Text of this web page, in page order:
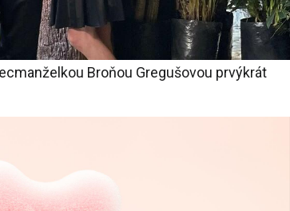
Broňou Gregušovou prvýkrát